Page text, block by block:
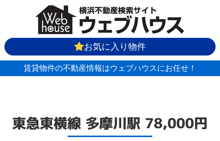
お気に入り物件
賃貸物件の不動産情報はウェブハウスにお任せ！
東急東横線 多摩川駅 78,000円